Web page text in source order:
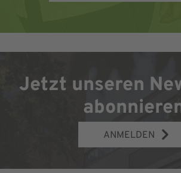
Jetzt unseren
ANMELDEN